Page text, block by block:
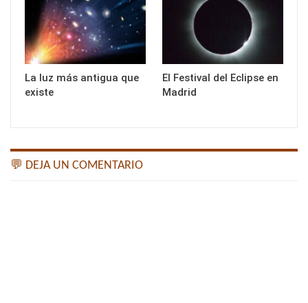
La luz más antigua que
existe
El Festival del Eclipse en
Madrid
💬 DEJA UN COMENTARIO